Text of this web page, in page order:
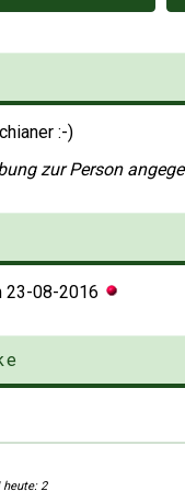
:-)
zur Person
23-08-2016
heute: 2